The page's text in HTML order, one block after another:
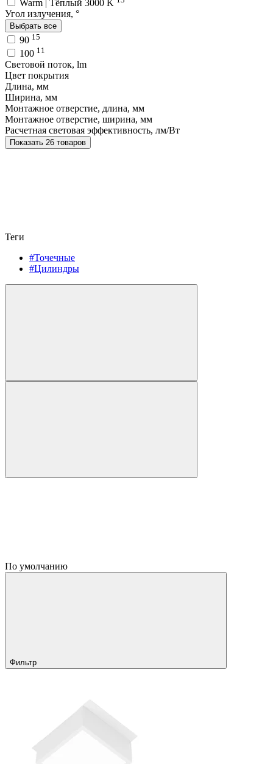
Warm | Тёплый 3000 K
Угол излучения, °
Выбрать все
90 15
100 11
Световой поток, lm
Цвет покрытия
Длина, мм
Ширина, мм
Монтажное отверстие, длина, мм
Монтажное отверстие, ширина, мм
Расчетная световая эффективность, лм/Вт
Показать 26 товаров
Теги
#Точечные
#Цилиндры
По умолчанию
Фильтр